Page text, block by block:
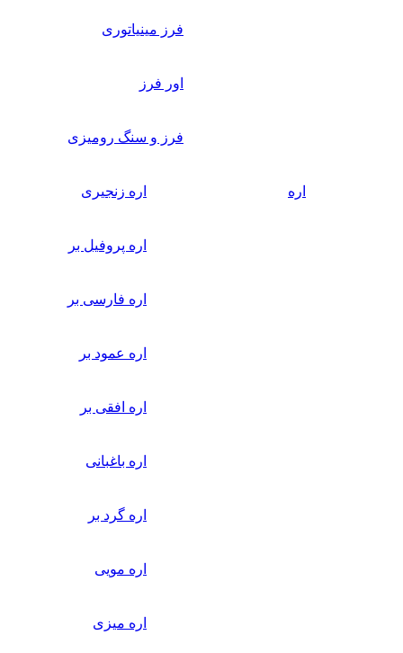
فرز مینیاتوری
اور فرز
فرز و سنگ رومیزی
اره اره زنجیری
اره پروفیل بر
اره فارسی بر
اره عمود بر
اره افقی بر
اره باغبانی
اره گرد بر
اره مویی
اره میزی